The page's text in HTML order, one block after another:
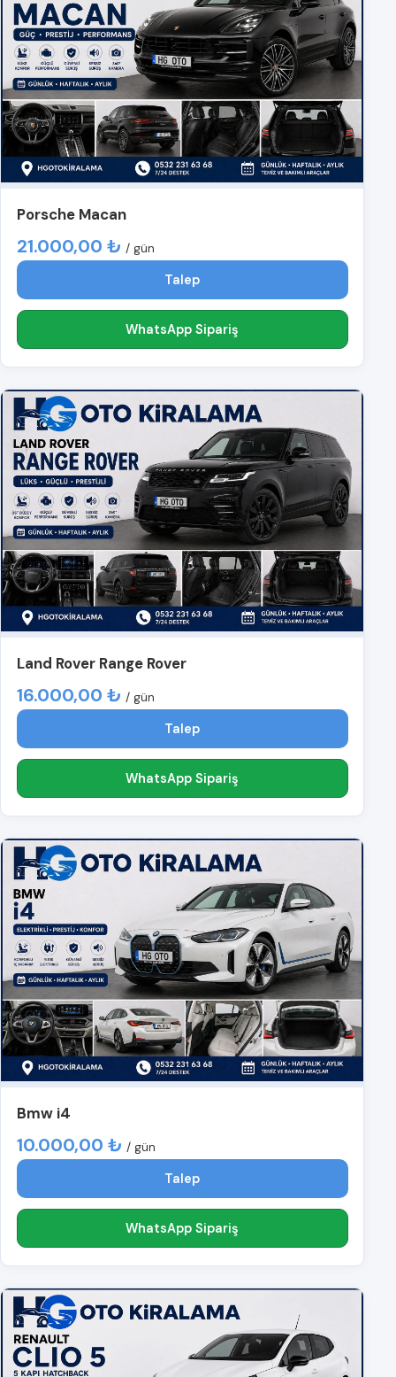
Porsche Macan
21.000,00 ₺ / gün
Talep
WhatsApp Sipariş
Land Rover Range Rover
16.000,00 ₺ / gün
Talep
WhatsApp Sipariş
Bmw i4
10.000,00 ₺ / gün
Talep
WhatsApp Sipariş